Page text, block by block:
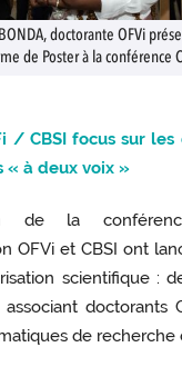
doctorante OFVi
de Poster à la conférence
/ CBSI focus sur
« à deux voix »
de la
OFVi et CBSI ont
scientifique :
associant doctorants
de recherche